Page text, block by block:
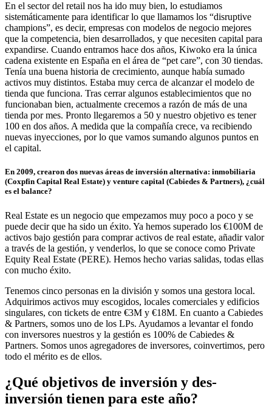
En el sector del retail nos ha ido muy bien, lo estudiamos
sistemáticamente para identificar lo que llamamos los “disruptive
champions”, es decir, empresas con modelos de negocio mejores
que la competencia, bien desarrollados, y que necesiten capital para
expandirse. Cuando entramos hace dos años, Kiwoko era la única
cadena existente en España en el área de “pet care”, con 30 tiendas.
Tenía una buena historia de crecimiento, aunque había sumado
activos muy distintos. Estaba muy cerca de alcanzar el modelo de
tienda que funciona. Tras cerrar algunos establecimientos que no
funcionaban bien, actualmente crecemos a razón de más de una
tienda por mes. Pronto llegaremos a 50 y nuestro objetivo es tener
100 en dos años. A medida que la compañía crece, va recibiendo
nuevas inyecciones, por lo que vamos sumando algunos puntos en
el capital.
En 2009, crearon dos nuevas áreas de inversión alternativa: inmobiliaria
(Coxpfin Capital Real Estate) y venture capital (Cabiedes & Partners), ¿cuál
es el balance?
Real Estate es un negocio que empezamos muy poco a poco y se
puede decir que ha sido un éxito. Ya hemos superado los €100M de
activos bajo gestión para comprar activos de real estate, añadir valor
a través de la gestión, y venderlos, lo que se conoce como Private
Equity Real Estate (PERE). Hemos hecho varias salidas, todas ellas
con mucho éxito.
Tenemos cinco personas en la división y somos una gestora local.
Adquirimos activos muy escogidos, locales comerciales y edificios
singulares, con tickets de entre €3M y €18M. En cuanto a Cabiedes
& Partners, somos uno de los LPs. Ayudamos a levantar el fondo
con inversores nuestros y la gestión es 100% de Cabiedes &
Partners. Somos unos agregadores de inversores, coinvertimos, pero
todo el mérito es de ellos.
¿Qué objetivos de inversión y des-
inversión tienen para este año?